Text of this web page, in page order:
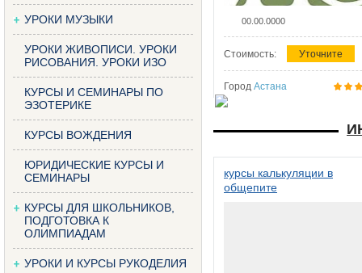
УРОКИ МУЗЫКИ
УРОКИ ЖИВОПИСИ. УРОКИ
РИСОВАНИЯ. УРОКИ ИЗО
КУРСЫ И СЕМИНАРЫ ПО
ЭЗОТЕРИКЕ
КУРСЫ ВОЖДЕНИЯ
ЮРИДИЧЕСКИЕ КУРСЫ И
СЕМИНАРЫ
КУРСЫ ДЛЯ ШКОЛЬНИКОВ,
ПОДГОТОВКА К
ОЛИМПИАДАМ
УРОКИ И КУРСЫ РУКОДЕЛИЯ
00.00.0000
Стоимость: Уточните
Город Астана
курсы калькуляции в
общепите